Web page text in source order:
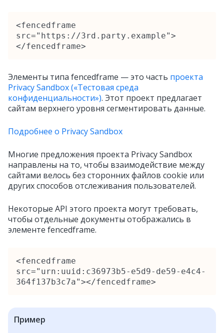
<fencedframe
src="https://3rd.party.example">
</fencedframe>
Элементы типа fencedframe — это часть проекта
Privacy Sandbox («Тестовая среда
конфиденциальности»). Этот проект предлагает
сайтам верхнего уровня сегментировать данные.
Подробнее о Privacy Sandbox
Многие предложения проекта Privacy Sandbox
направлены на то, чтобы взаимодействие между
сайтами велось без сторонних файлов cookie или
других способов отслеживания пользователей.
Некоторые API этого проекта могут требовать,
чтобы отдельные документы отображались в
элементе fencedframe.
<fencedframe
src="urn:uuid:c36973b5‑e5d9‑de59‑e4c4‑
364f137b3c7a"></fencedframe>
Пример